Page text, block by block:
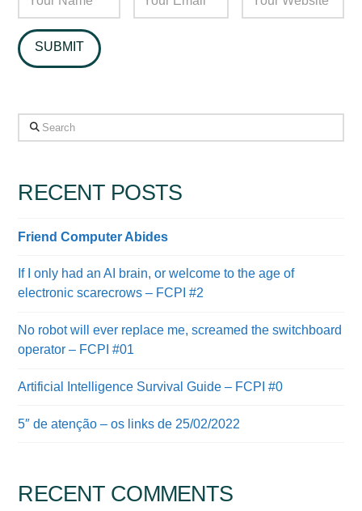
Search
RECENT POSTS
Friend Computer Abides
If I only had an AI brain, or welcome to the age of
electronic scarecrows – FCPI #2
No robot will ever replace me, screamed the switchboard
operator – FCPI #01
Artificial Intelligence Survival Guide – FCPI #0
5″ de atenção – os links de 25/02/2022
RECENT COMMENTS